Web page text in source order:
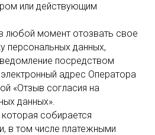
или действующим
любой момент отозвать свое
персональных данных,
посредством
адрес Оператора
«Отзыв согласия на
данных».
собирается
в том числе платежными